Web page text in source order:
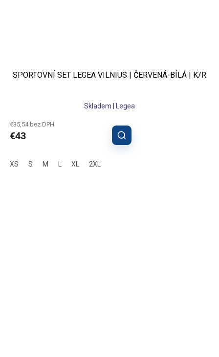
SPORTOVNÍ SET LEGEA VILNIUS | ČERVENÁ-BÍLÁ | K/R
Skladem | Legea
€35,54 bez DPH
€43
XS S M XL 2XL